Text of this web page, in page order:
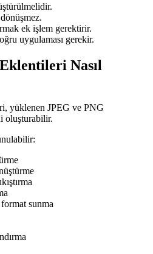
ek işlem gerektirir.
uygulaması gerekir.
Nasıl
yüklenen JPEG ve PNG
oluşturabilir.
format sunma